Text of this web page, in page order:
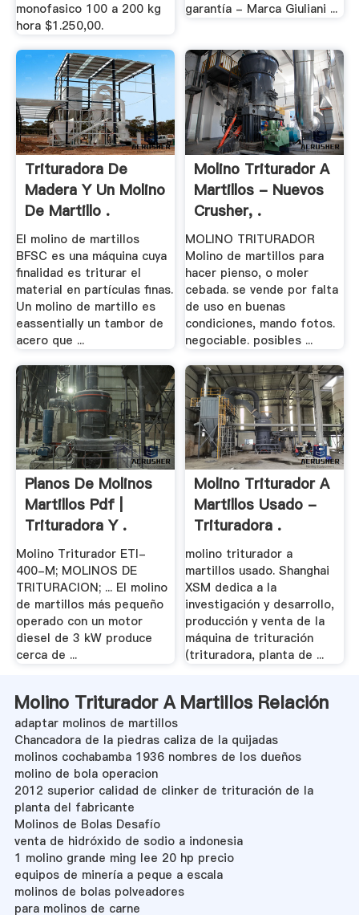
monofasico 100 a 200 kg
hora $1.250,00.
garantía - Marca Giuliani ...
Trituradora De
Madera Y Un Molino
De Martillo .
El molino de martillos
BFSC es una máquina cuya
finalidad es triturar el
material en partículas finas.
Un molino de martillo es
eassentially un tambor de
acero que ...
Molino Triturador A
Martillos - Nuevos
Crusher, .
MOLINO TRITURADOR
Molino de martillos para
hacer pienso, o moler
cebada. se vende por falta
de uso en buenas
condiciones, mando fotos.
negociable. posibles ...
Planos De Molinos
Martillos Pdf |
Trituradora Y .
Molino Triturador ETI-
400-M; MOLINOS DE
TRITURACION; ... El molino
de martillos más pequeño
operado con un motor
diesel de 3 kW produce
cerca de ...
Molino Triturador A
Martillos Usado -
Trituradora .
molino triturador a
martillos usado. Shanghai
XSM dedica a la
investigación y desarrollo,
producción y venta de la
máquina de trituración
(trituradora, planta de ...
Molino Triturador A Martillos Relación
adaptar molinos de martillos
Chancadora de la piedras caliza de la quijadas
molinos cochabamba 1936 nombres de los dueños
molino de bola operacion
2012 superior calidad de clinker de trituración de la
planta del fabricante
Molinos de Bolas Desafío
venta de hidróxido de sodio a indonesia
1 molino grande ming lee 20 hp precio
equipos de minería a peque a escala
molinos de bolas polveadores
para molinos de carne